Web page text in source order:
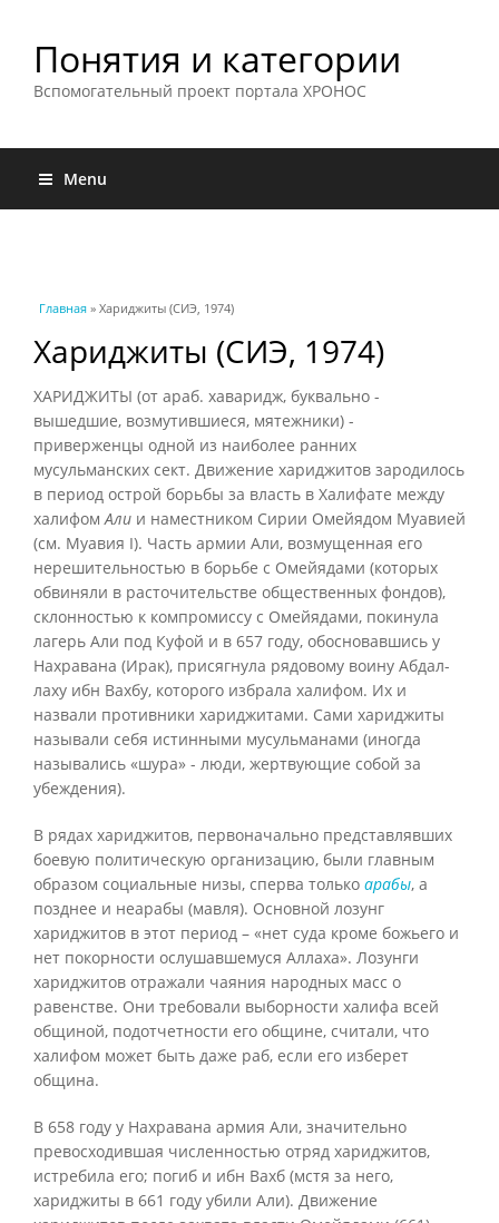
Понятия и категории
Вспомогательный проект портала ХРОНОС
Menu
Вы здесь
Главная » Хариджиты (СИЭ, 1974)
Хариджиты (СИЭ, 1974)
ХАРИДЖИТЫ (от араб. хаваридж, буквально -
вышедшие, возмутившиеся, мятежники) -
приверженцы одной из наиболее ранних
мусульманских сект. Движение хариджитов зародилось
в период острой борьбы за власть в Халифате между
халифом Али и наместником Сирии Омейядом Муавией
(см. Муавия I). Часть армии Али, возмущенная его
нерешительностью в борьбе с Омейядами (которых
обвиняли в расточительстве общественных фондов),
склонностью к компромиссу с Омейядами, покинула
лагерь Али под Куфой и в 657 году, обосновавшись у
Нахравана (Ирак), присягнула рядовому воину Абдал-
лаху ибн Вахбу, которого избрала халифом. Их и
назвали противники хариджитами. Сами хариджиты
называли себя истинными мусульманами (иногда
назывались «шура» - люди, жертвующие собой за
убеждения).
В рядах хариджитов, первоначально представлявших
боевую политическую организацию, были главным
образом социальные низы, сперва только арабы, а
позднее и неарабы (мавля). Основной лозунг
хариджитов в этот период – «нет суда кроме божьего и
нет покорности ослушавшемуся Аллаха». Лозунги
хариджитов отражали чаяния народных масс о
равенстве. Они требовали выборности халифа всей
общиной, подотчетности его общине, считали, что
халифом может быть даже раб, если его изберет
община.
В 658 году у Нахравана армия Али, значительно
превосходившая численностью отряд хариджитов,
истребила его; погиб и ибн Вахб (мстя за него,
хариджиты в 661 году убили Али). Движение